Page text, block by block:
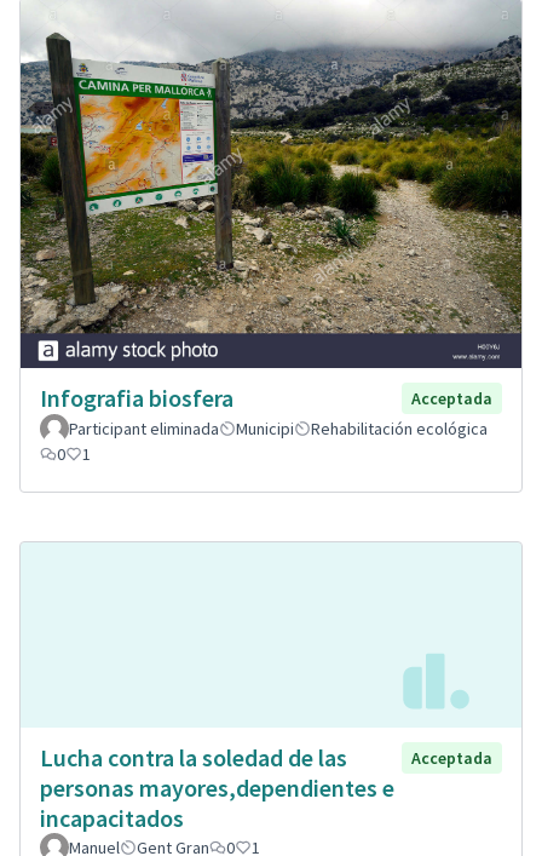
Infografia biosfera
Acceptada
Participant eliminada
Municipi
Rehabilitación ecológica
0
1
Lucha contra la soledad de las
personas mayores,dependientes e
incapacitados
Acceptada
Manuel Gent Gran 0 1